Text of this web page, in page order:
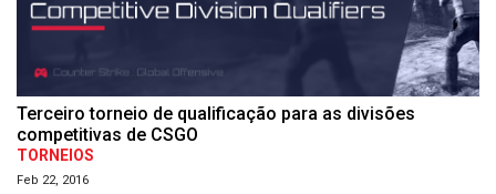
Terceiro torneio de qualificação para as divisões
competitivas de CSGO
TORNEIOS
Feb 22, 2016